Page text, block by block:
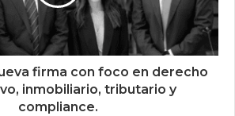
firma con foco en derecho
inmobiliario, tributario y
compliance.